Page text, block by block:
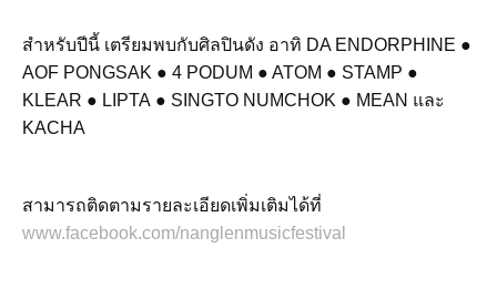
สำหรับปีนี้ เตรียมพบกับศิลปินดัง อาทิ DA ENDORPHINE ●
AOF PONGSAK ● 4 PODUM ● ATOM ● STAMP ●
KLEAR ● LIPTA ● SINGTO NUMCHOK ● MEAN และ
KACHA
สามารถติดตามรายละเอียดเพิ่มเติมได้ที่
www.facebook.com/nanglenmusicfestival